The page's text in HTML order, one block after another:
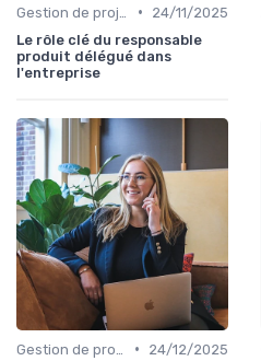
•
24/11/2025
Le rôle clé du responsable
produit délégué dans
l'entreprise
•
24/12/2025